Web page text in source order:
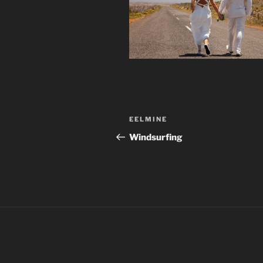
Navigeerimine
Previous
Post
EELMINE
Windsurfing